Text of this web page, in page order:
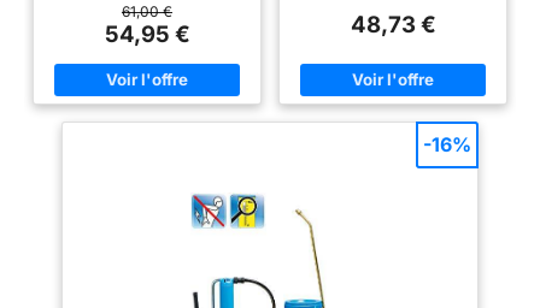
61,00 €
54,95 € 48,73 €
-16%